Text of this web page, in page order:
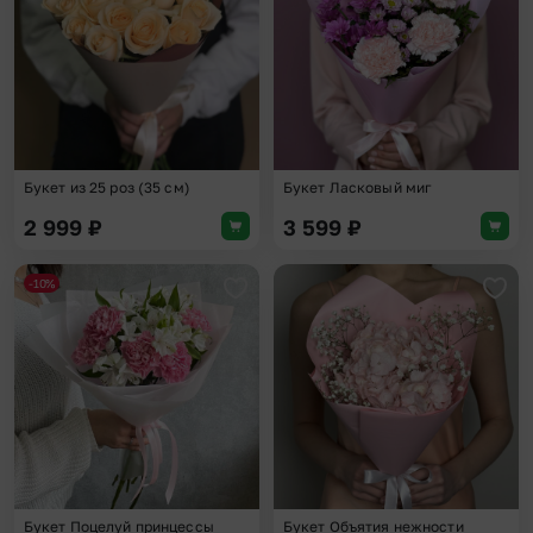
Букет из 25 роз (35 см)
2 999 ₽
Букет Ласковый миг
3 599 ₽
Добавить в избранное
-10%
Букет Поцелуй принцессы Букет Объятия нежности